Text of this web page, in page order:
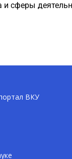
сферы
ВКУ